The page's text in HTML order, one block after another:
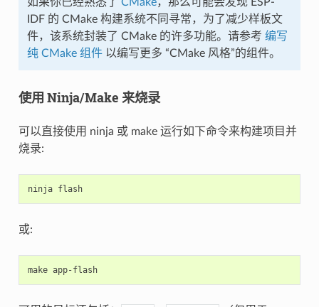
IDF 的 CMake 构建系统不同寻常，为了减少样板文
件，该系统封装了 CMake 的许多功能。请参考 编写
纯 CMake 组件以编写更多 “CMake 风格”的组件。
使用 Ninja/Make 来烧录
可以直接使用 ninja 或 make 运行如下命令来构建项目并
烧录:
ninja flash
或:
make app-flash